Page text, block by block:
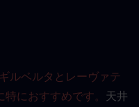
ルベルタとレーヴァテ
におすすめです。 天井